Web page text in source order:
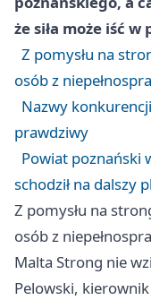
że siła może iść
Z pomysłu na
osób z
Nazwy konkurencji
prawdziwy
Powiat poznański
schodził na dalszy
Z pomysłu na
osób z
Malta Strong nie
Pelowski,